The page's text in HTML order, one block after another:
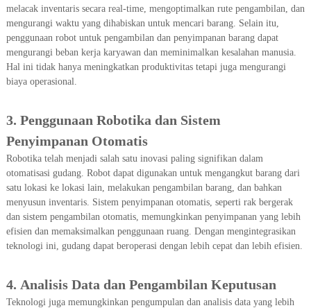
melacak inventaris secara real-time, mengoptimalkan rute pengambilan, dan
mengurangi waktu yang dihabiskan untuk mencari barang. Selain itu,
penggunaan robot untuk pengambilan dan penyimpanan barang dapat
mengurangi beban kerja karyawan dan meminimalkan kesalahan manusia.
Hal ini tidak hanya meningkatkan produktivitas tetapi juga mengurangi
biaya operasional.
3. Penggunaan Robotika dan Sistem
Penyimpanan Otomatis
Robotika telah menjadi salah satu inovasi paling signifikan dalam
otomatisasi gudang. Robot dapat digunakan untuk mengangkut barang dari
satu lokasi ke lokasi lain, melakukan pengambilan barang, dan bahkan
menyusun inventaris. Sistem penyimpanan otomatis, seperti rak bergerak
dan sistem pengambilan otomatis, memungkinkan penyimpanan yang lebih
efisien dan memaksimalkan penggunaan ruang. Dengan mengintegrasikan
teknologi ini, gudang dapat beroperasi dengan lebih cepat dan lebih efisien.
4. Analisis Data dan Pengambilan Keputusan
Teknologi juga memungkinkan pengumpulan dan analisis data yang lebih